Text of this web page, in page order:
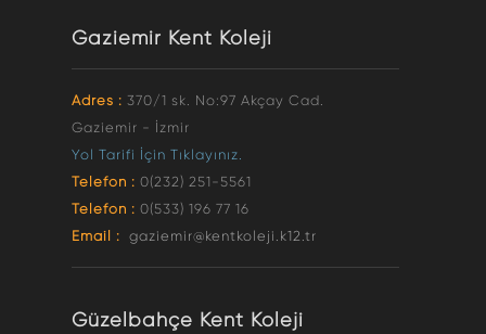
Gaziemir Kent Koleji
Adres : 370/1 sk. No:97 Akçay Cad.
Gaziemir - İzmir
Yol Tarifi İçin Tıklayınız.
Telefon : 0(232) 251-5561
Telefon : 0(533) 196 77 16
Email : gaziemir@kentkoleji.k12.tr
Güzelbahçe Kent Koleji